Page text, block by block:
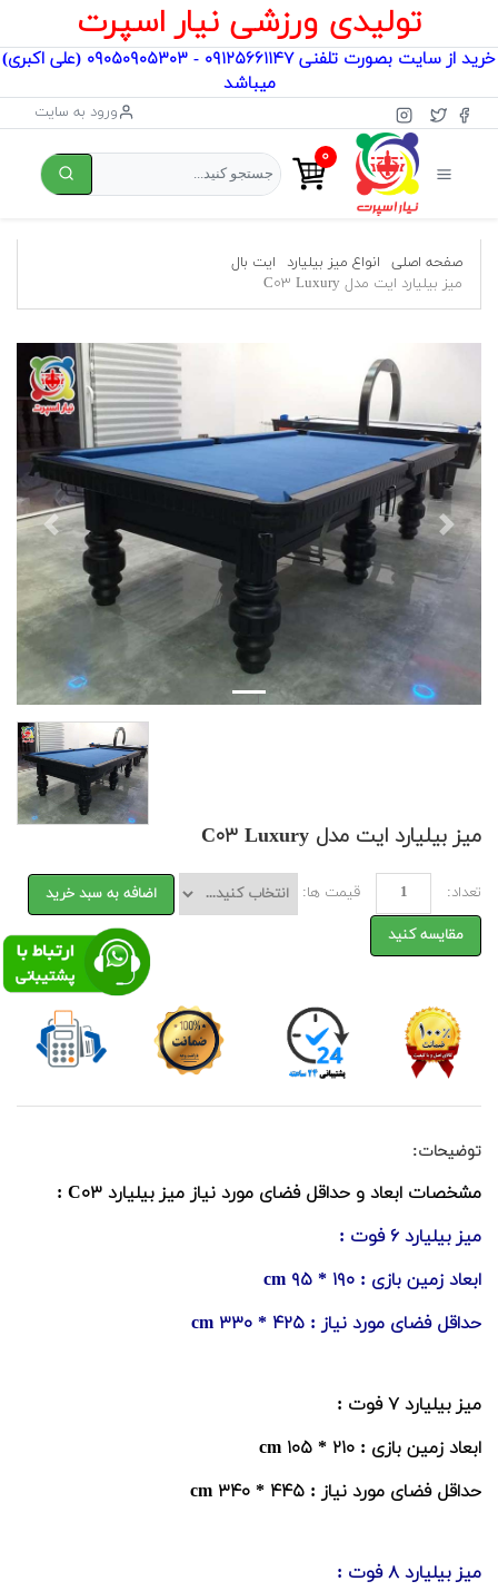
تولیدی ورزشی نیار اسپرت
خرید از سایت بصورت تلفنی ۰۹۱۲۵۶۶۱۱۴۷ - ۰۹۰۵۰۹۰۵۳۰۳ (علی اکبری)
میباشد
ورود به سایت
۰
صفحه اصلی انواع میز بیلیارد
ایت بال
میز بیلیارد ایت مدل C۰۳ Luxury
Previous Next
میز بیلیارد ایت مدل C۰۳ Luxury
تعداد: قیمت ها: اضافه به سبد خرید
مقایسه کنید
توضیحات:
مشخصات ابعاد و حداقل فضای مورد نیاز میز بیلیارد C۰۳ :
میز بیلیارد ۶ فوت :
ابعاد زمین بازی : ۱۹۰ * ۹۵ cm
حداقل فضای مورد نیاز : ۴۲۵ * ۳۳۰ cm
میز بیلیارد ۷ فوت :
ابعاد زمین بازی : ۲۱۰ * ۱۰۵ cm
حداقل فضای مورد نیاز : ۴۴۵ * ۳۴۰ cm
میز بیلیارد ۸ فوت :